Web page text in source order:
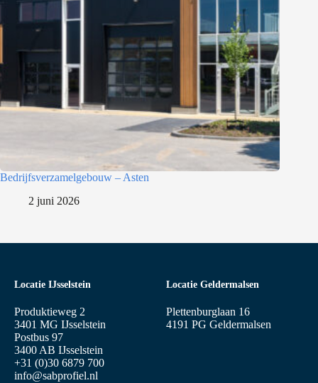
Bedrijfsverzamelgebouw – Asten
2 juni 2026
Locatie IJsselstein
Produktieweg 2
3401 MG IJsselstein
Postbus 97
3400 AB IJsselstein
+31 (0)30 6879 700
info@sabprofiel.nl
Locatie Geldermalsen
Plettenburglaan 16
4191 PG Geldermalsen